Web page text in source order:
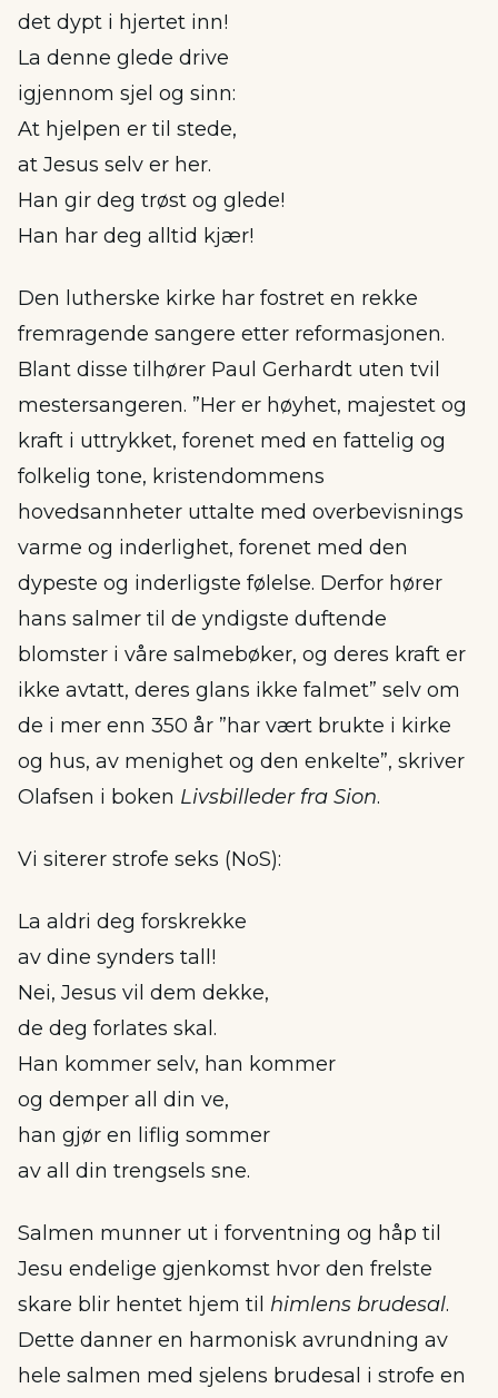
det dypt i hjertet inn!
La denne glede drive
igjennom sjel og sinn:
At hjelpen er til stede,
at Jesus selv er her.
Han gir deg trøst og glede!
Han har deg alltid kjær!
Den lutherske kirke har fostret en rekke
fremragende sangere etter reformasjonen.
Blant disse tilhører Paul Gerhardt uten tvil
mestersangeren. ”Her er høyhet, majestet og
kraft i uttrykket, forenet med en fattelig og
folkelig tone, kristendommens
hovedsannheter uttalte med overbevisnings
varme og inderlighet, forenet med den
dypeste og inderligste følelse. Derfor hører
hans salmer til de yndigste duftende
blomster i våre salmebøker, og deres kraft er
ikke avtatt, deres glans ikke falmet” selv om
de i mer enn 350 år ”har vært brukte i kirke
og hus, av menighet og den enkelte”, skriver
Olafsen i boken Livsbilleder fra Sion.
Vi siterer strofe seks (NoS):
La aldri deg forskrekke
av dine synders tall!
Nei, Jesus vil dem dekke,
de deg forlates skal.
Han kommer selv, han kommer
og demper all din ve,
han gjør en liflig sommer
av all din trengsels sne.
Salmen munner ut i forventning og håp til
Jesu endelige gjenkomst hvor den frelste
skare blir hentet hjem til himlens brudesal.
Dette danner en harmonisk avrundning av
hele salmen med sjelens brudesal i strofe en